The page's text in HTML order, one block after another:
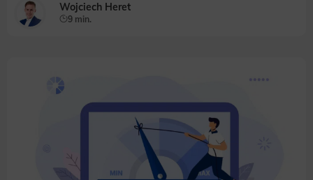
Wojciech Heret
9 min.